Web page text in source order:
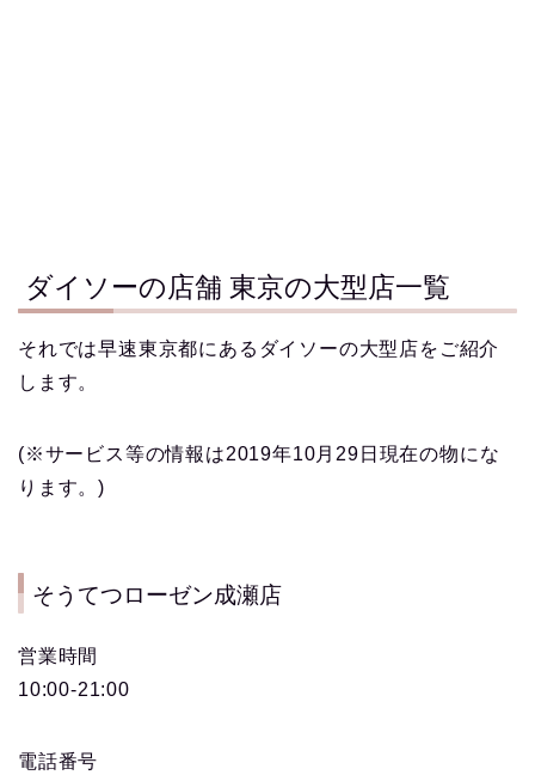
ダイソーの店舗 東京の大型店一覧
それでは早速東京都にあるダイソーの大型店をご紹介
します。
(※サービス等の情報は2019年10月29日現在の物にな
ります。)
そうてつローゼン成瀬店
営業時間
10:00-21:00
電話番号